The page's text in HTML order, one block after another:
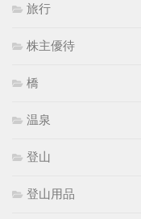
旅行
株主優待
橋
温泉
登山
登山用品